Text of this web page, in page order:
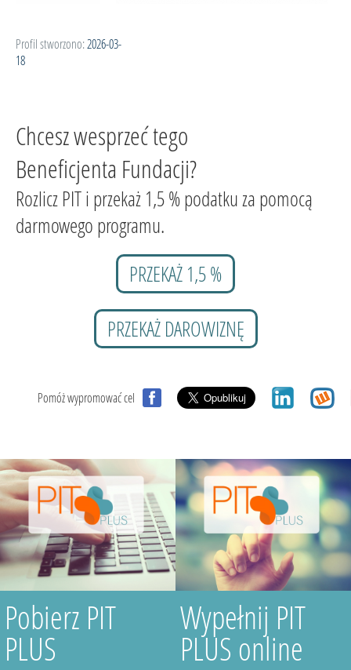
Profil stworzono: 2026-03-
18
Chcesz wesprzeć tego
Beneficjenta Fundacji?
Rozlicz PIT i przekaż 1,5 % podatku za pomocą
darmowego programu.
PRZEKAŻ 1,5 %
PRZEKAŻ DAROWIZNĘ
Pomóż wypromować cel
Pobierz PIT
PLUS
Wypełnij PIT
PLUS online